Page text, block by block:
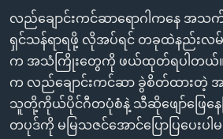
ကျော်
ကြည့်
ရန်
ရှာဖွေ
ရန်
နေရာ
ဘာသာစကားများ
လည်ချောင်းကင်ဆာရောဂါကနေ အသ
ရှင်သန်ရာရဖို့ လိုအပ်ရင် တခုထဲနည်းလမ်
က အသံကြိုးတွေကို ဖယ်ထုတ်ရပါတယ်။ ဒါ
က လည်ချောင်းကင်ဆာ ခွဲစိတ်ထားတဲ့
သူတို့ကိုယ်ပိုင်ဂီတပုံစံနဲ့ သီဆိုဖျော်ဖြေနေ
တပုဒ်ကို မမြသဇင်အောင်ပြောပြပေးပါ